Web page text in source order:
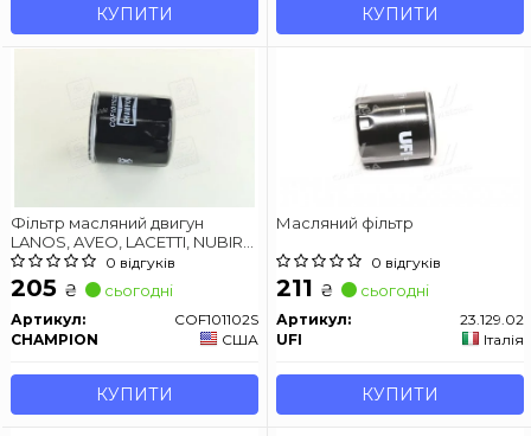
КУПИТИ КУПИТИ
Фільтр масляний двигун
LANOS, AVEO, LACETTI, NUBIRA,
NEXIA
0 відгуків
205 ₴ сьогодні
Артикул:
COF101102S
CHAMPION
США
КУПИТИ
Масляний фільтр
0 відгуків
211 ₴ сьогодні
Артикул:
23.129.02
UFI
Італія
КУПИТИ